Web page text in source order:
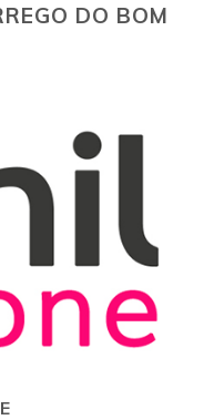
DO BOM